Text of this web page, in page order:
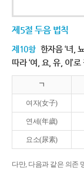
제5절 두음 법칙
제10항 한자음 ‘녀,
따라 ‘여, 요, 유, 이’
ㄱ
여자(女子)
연세(年歲)
요소(尿素)
다만, 다음과 같은 의존